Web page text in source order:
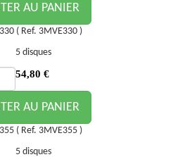
AU PANIER
( Ref. 3MVE330 )
5 disques
54,80 €
AU PANIER
( Ref. 3MVE355 )
5 disques